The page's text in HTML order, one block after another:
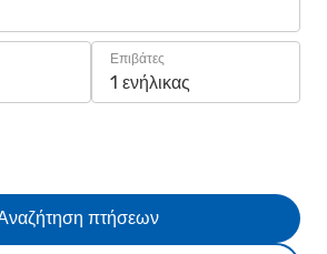
Επιβάτες
1 ενήλικας
πτήσεων